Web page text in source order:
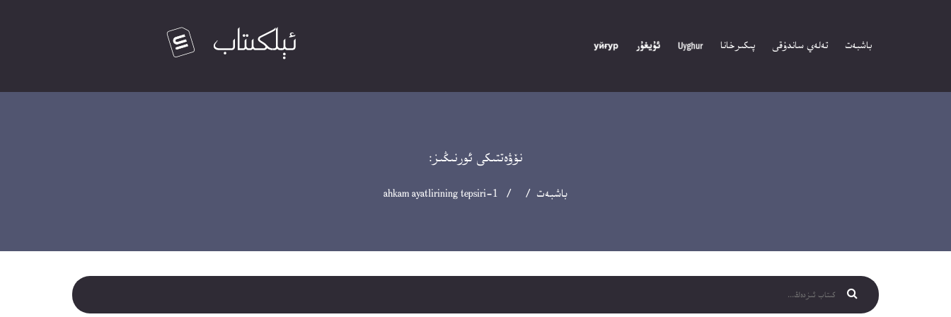
باشبەت تەلەي ساندۇقى پىكىرخانا
نۆۋەتتىكى ئورنىڭىز:
باشبەت / / ahkam ayatlirining tepsiri-1